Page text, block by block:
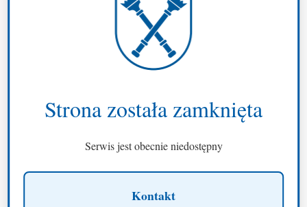
Strona została zamknięta
Serwis jest obecnie niedostępny
Kontakt